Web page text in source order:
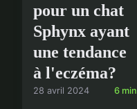
pour un chat
Sphynx ayant
une tendance
à l'eczéma?
28 avril 2024 6 min